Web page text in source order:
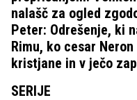
nalašč za ogled
Peter: Odrešenje, ki
Rimu, ko cesar
kristjane in v ječo
SERIJE